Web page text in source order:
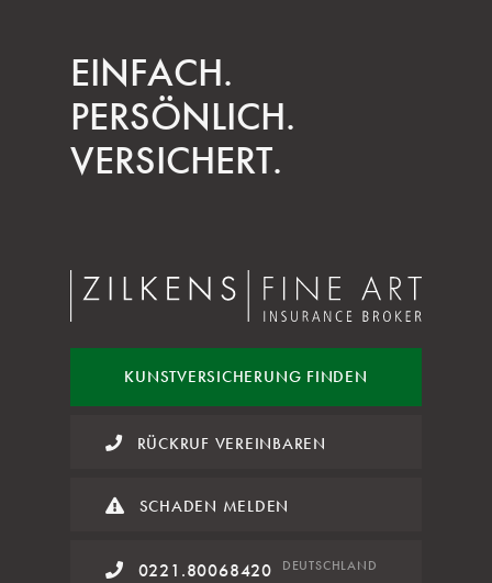
EINFACH.
PERSÖNLICH.
VERSICHERT.
KUNSTVERSICHERUNG FINDEN
RÜCKRUF VEREINBAREN
SCHADEN MELDEN
0221.80068420 DEUTSCHLAND